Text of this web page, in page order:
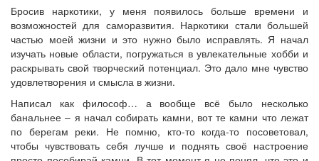
Бросив наркотики, у меня появилось больше времени и
возможностей для саморазвития. Наркотики стали большей
частью моей жизни и это нужно было исправлять. Я начал
изучать новые области, погружаться в увлекательные хобби и
раскрывать свой творческий потенциал. Это дало мне чувство
удовлетворения и смысла в жизни.
Написал как философ… а вообще всё было несколько
банальнее – я начал собирать камни, вот те камни что лежат
по берегам реки. Не помню, кто-то когда-то посоветовал,
чтобы чувствовать себя лучше и поднять своё настроение